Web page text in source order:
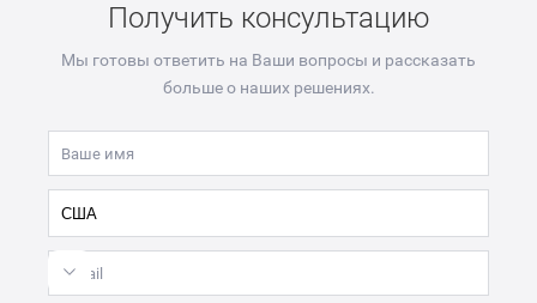
Получить консультацию
Мы готовы ответить на Ваши вопросы и рассказать
больше о наших решениях.